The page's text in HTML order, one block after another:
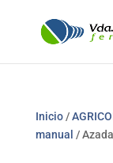
Inicio/
manual /